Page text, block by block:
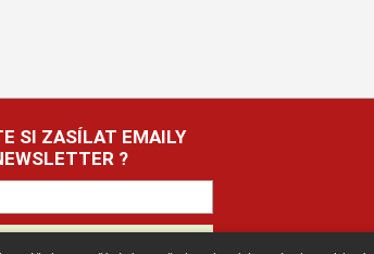
SI ZASÍLAT EMAILY
?